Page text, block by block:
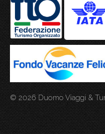
© 2026 Duomo Viaggi &